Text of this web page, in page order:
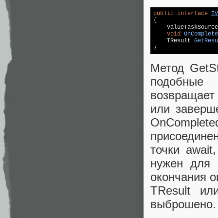
public interface
{
void
TResult
}
Метод
подобные
или
точки
нужен для
окончания
TResult
выброшено.